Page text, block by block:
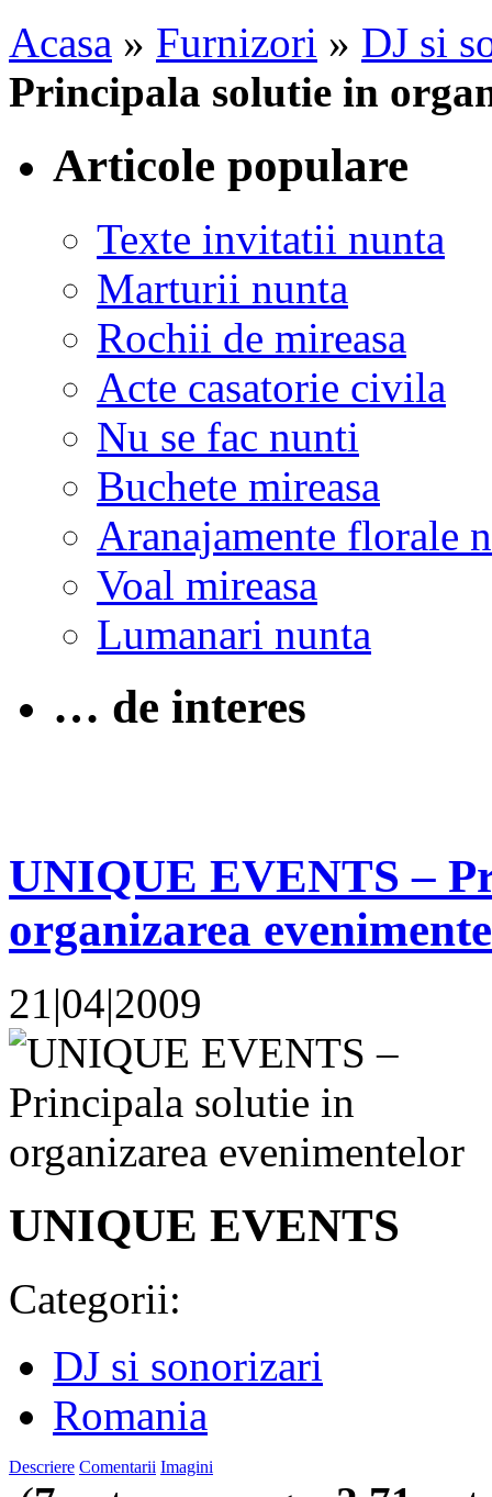
Acasa » Furnizori » DJ si
Principala solutie in
Articole populare
Texte invitatii nunta
Marturii nunta
Rochii de mireasa
Acte casatorie civila
Nu se fac nunti
Buchete mireasa
Aranajamente florale
Voal mireasa
Lumanari nunta
… de interes
UNIQUE EVENTS –
organizarea
21|04|2009
UNIQUE EVENTS
Categorii:
DJ si sonorizari
Romania
Descriere Comentarii Imagini